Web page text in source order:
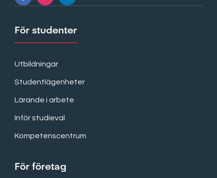
För studenter
Utbildningar
Studentlägenheter
Lärande i arbete
Inför studieval
Kompetenscentrum
För företag